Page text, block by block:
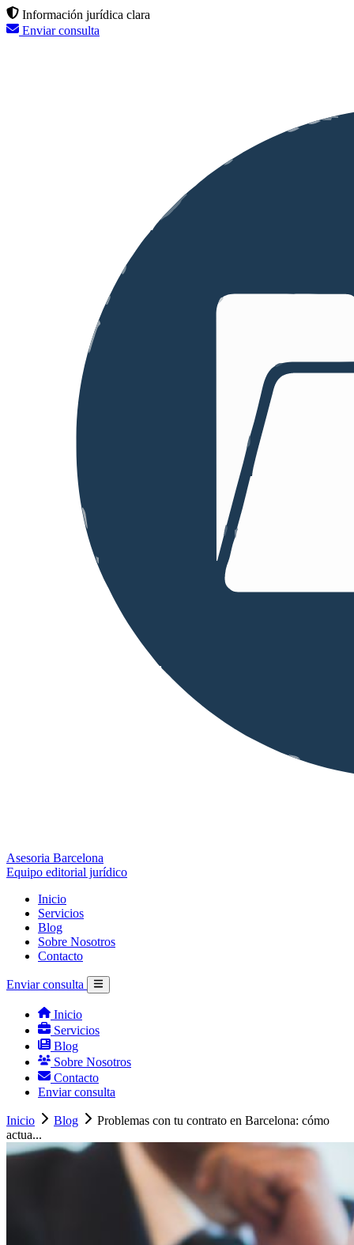
Información jurídica clara
Enviar consulta
Asesoria Barcelona
Equipo editorial jurídico
Inicio
Servicios
Blog
Sobre Nosotros
Contacto
Enviar consulta
Inicio
Servicios
Blog
Sobre Nosotros
Contacto
Enviar consulta
Inicio Blog
Problemas con tu contrato en Barcelona: cómo
actua...